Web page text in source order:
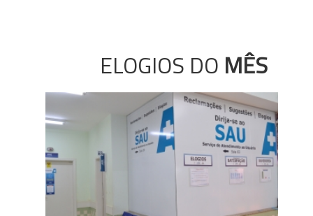
ELOGIOS DO MÊS